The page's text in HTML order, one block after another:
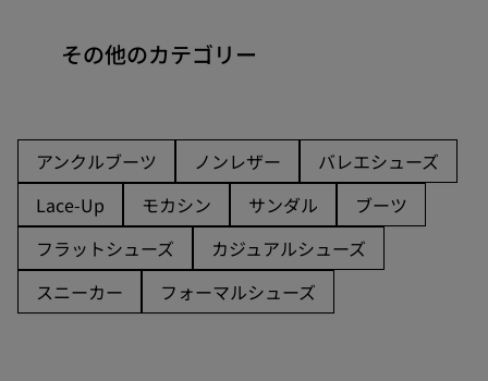
その他のカテゴリー
アンクルブーツ ノンレザー
バレエシューズ
Lace-Up
モカシン サンダル
ブーツ
フラットシューズ
カジュアルシューズ
スニーカー
フォーマルシューズ